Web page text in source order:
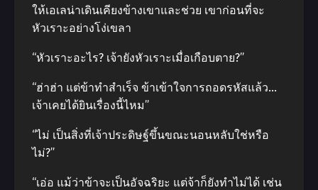
ให้เอเลน่าเดินเคียงข้างเขาและช่วย เขาก่อนที่จะ
หัวเราะอย่างโง่เขลา
“หัวเราะอะไร? เจ้ายังหัวเราะเมื่อเกือบตาย?”
“ฮ่าฮ่า แต่ข้าทําสําเร็จ ข้าเข้าใจการถอดรหัสแล้ว…
เจ้าเคยได้ยินเรื่องนี้ไหม”
“ไม่ เป็นสิ่งที่เจ้าประดิษฐ์ขึ้นขณะนอนหลับใช่หรือ
ไม่?”
“เอ่อ แม้ว่าข้าจะเป็นอัจฉริยะ แต่จ้าก็ยังทําไม่ได้ เช่น